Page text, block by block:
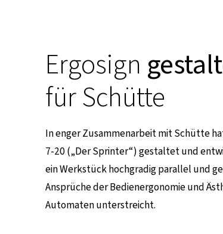
Ergosign
für Schütte
In enger Zusammenarbeit mit Schütte
7-20 („Der Sprinter“) gestaltet und
ein Werkstück hochgradig parallel und
Ansprüche der Bedienergonomie und
Automaten unterstreicht.